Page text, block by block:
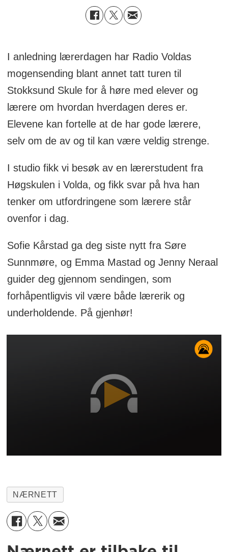
I anledning lærerdagen har Radio Voldas
mogensending blant annet tatt turen til
Stokksund Skule for å høre med elever og
lærere om hvordan hverdagen deres er.
Elevene kan fortelle at de har gode lærere,
selv om de av og til kan være veldig strenge.
I studio fikk vi besøk av en lærerstudent fra
Høgskulen i Volda, og fikk svar på hva han
tenker om utfordringene som lærere står
ovenfor i dag.
Sofie Kårstad ga deg siste nytt fra Søre
Sunnmøre, og Emma Mastad og Jenny Neraal
guider deg gjennom sendingen, som
forhåpentligvis vil være både lærerik og
underholdende. På gjenhør!
NÆRNETT